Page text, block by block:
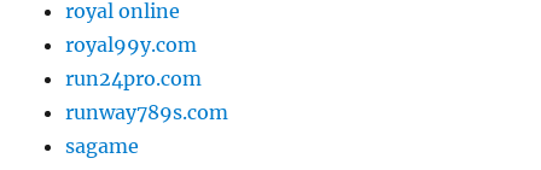
royal online
royal99y.com
run24pro.com
runway789s.com
sagame